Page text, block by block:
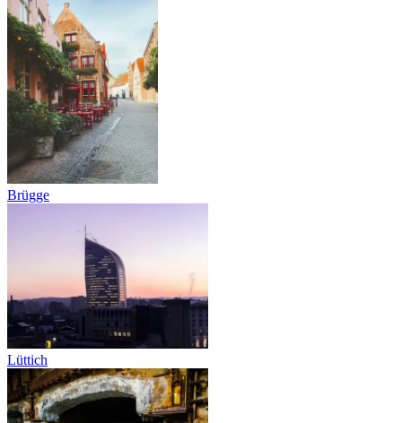
Brügge
Lüttich